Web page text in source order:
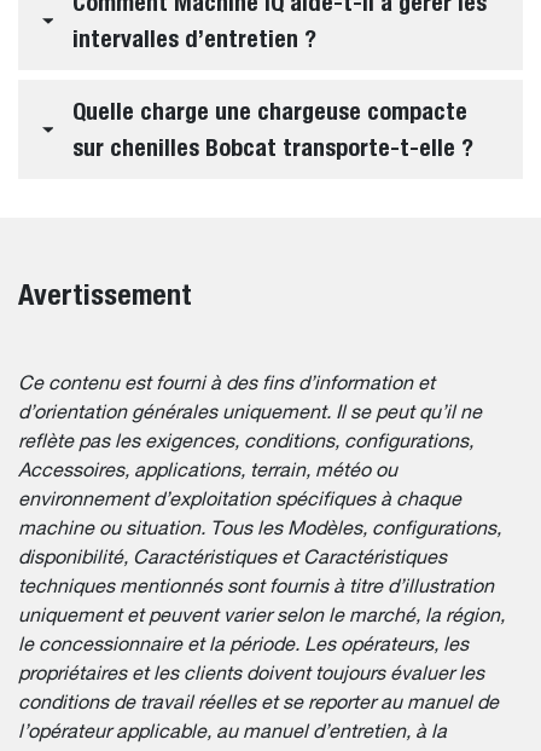
intervalles d’entretien ?
Quelle charge une chargeuse compacte
sur chenilles Bobcat transporte-t-elle ?
Avertissement
Ce contenu est fourni à des fins d’information et
d’orientation générales uniquement. Il se peut qu’il ne
reflète pas les exigences, conditions, configurations,
Accessoires, applications, terrain, météo ou
environnement d’exploitation spécifiques à chaque
machine ou situation. Tous les Modèles, configurations,
disponibilité, Caractéristiques et Caractéristiques
techniques mentionnés sont fournis à titre d’illustration
uniquement et peuvent varier selon le marché, la région,
le concessionnaire et la période. Les opérateurs, les
propriétaires et les clients doivent toujours évaluer les
conditions de travail réelles et se reporter au manuel de
l’opérateur applicable, au manuel d’entretien, à la